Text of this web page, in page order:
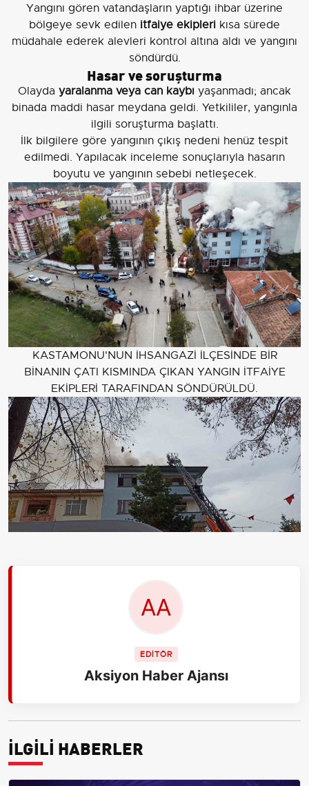
Yangını gören vatandaşların yaptığı ihbar üzerine
bölgeye sevk edilen itfaiye ekipleri kısa sürede
müdahale ederek alevleri kontrol altına aldı ve yangını
söndürdü.
Hasar ve soruşturma
Olayda yaralanma veya can kaybı yaşanmadı; ancak
binada maddi hasar meydana geldi. Yetkililer, yangınla
ilgili soruşturma başlattı.
İlk bilgilere göre yangının çıkış nedeni henüz tespit
edilmedi. Yapılacak inceleme sonuçlarıyla hasarın
boyutu ve yangının sebebi netleşecek.
KASTAMONU'NUN İHSANGAZİ İLÇESİNDE BİR
BİNANIN ÇATI KISMINDA ÇIKAN YANGIN İTFAİYE
EKİPLERİ TARAFINDAN SÖNDÜRÜLDÜ.
EDİTÖR
Aksiyon Haber Ajansı
İLGİLİ HABERLER